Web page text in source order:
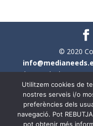
© 2020
| Tots els drets
En aquest web s'ha
llenguatge. No
Utilitzem cookies de
nostres serveis i/o
preferències dels
navegació. Pot
pot obtenir més